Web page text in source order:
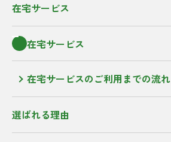
在宅サービス
在宅サービス
在宅サービスのご利用までの流れ
選ばれる理由